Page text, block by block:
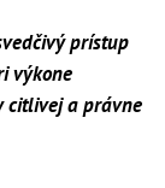
prístup
výkone
citlivej a právne